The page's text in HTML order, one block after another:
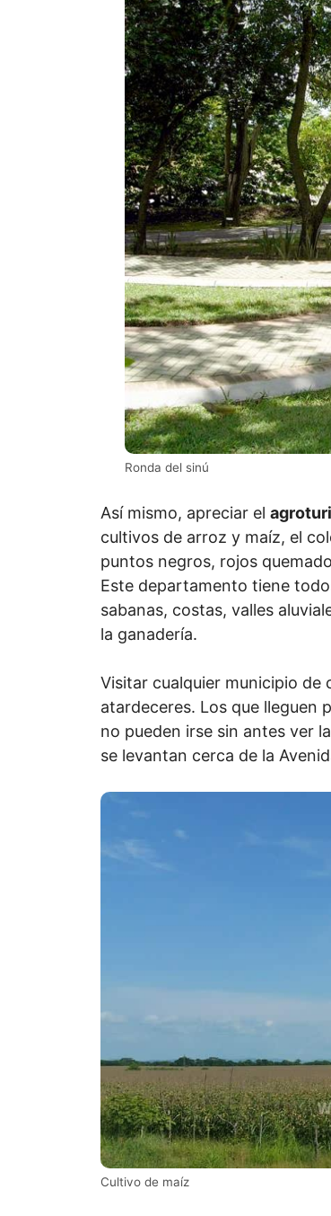
Ronda del sinú
Así mismo, apreciar el
cultivos de arroz y maíz, el
puntos negros, rojos
Este departamento tiene
sabanas, costas, valles
la ganadería.
Visitar cualquier municipio de
atardeceres. Los que lleguen
no pueden irse sin antes ver
se levantan cerca de la
Cultivo de maíz